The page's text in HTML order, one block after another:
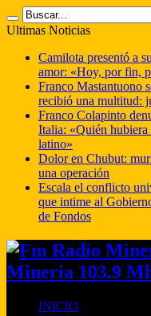
Ultimas Noticias
Camilota presentó a
amor: «Hoy, por fin,
Franco Mastantuono
recibió una multitud:
Franco Colapinto
Italia: «Quién hubiera
latino»
Dolor en Chubut:
una operación
Escala el conflicto
que intime al
de Fondos
Mineria 103.9
INICIO